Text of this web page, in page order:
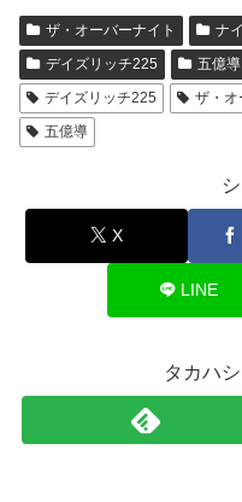
ザ・オーバーナイト ナ
デイズリッチ225
五億導
デイズリッチ225
ザ・オ
五億導
X
LINE
タカハ